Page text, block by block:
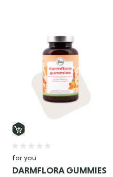
for you
DARMFLORA GUMMIES